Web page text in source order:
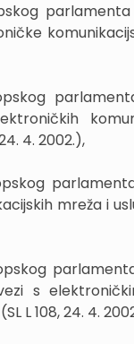
4. 2002.),
mreža i
s
L 108, 24. 4.